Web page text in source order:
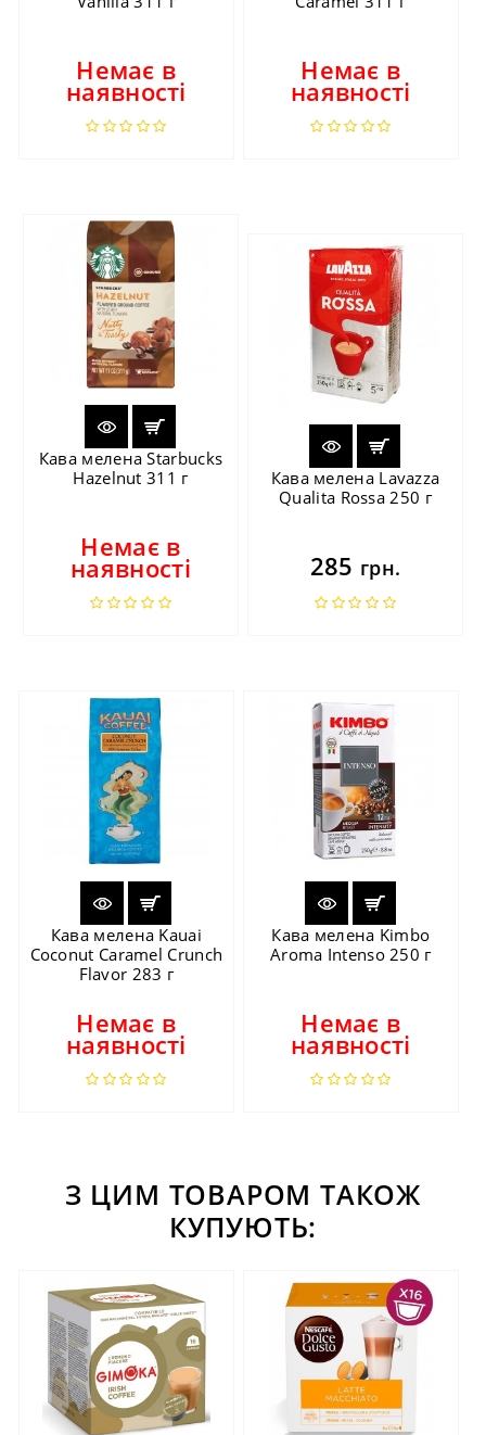
Немає в
наявності
Немає в
наявності
Кава мелена Starbucks
Hazelnut 311 г
Немає в
наявності
Кава мелена Lavazza
Qualita Rossa 250 г
285 грн.
Кава мелена Kauai
Coconut Caramel Crunch
Flavor 283 г
Немає в
наявності
Кава мелена Kimbo
Aroma Intenso 250 г
Немає в
наявності
З ЦИМ ТОВАРОМ ТАКОЖ
КУПУЮТЬ: